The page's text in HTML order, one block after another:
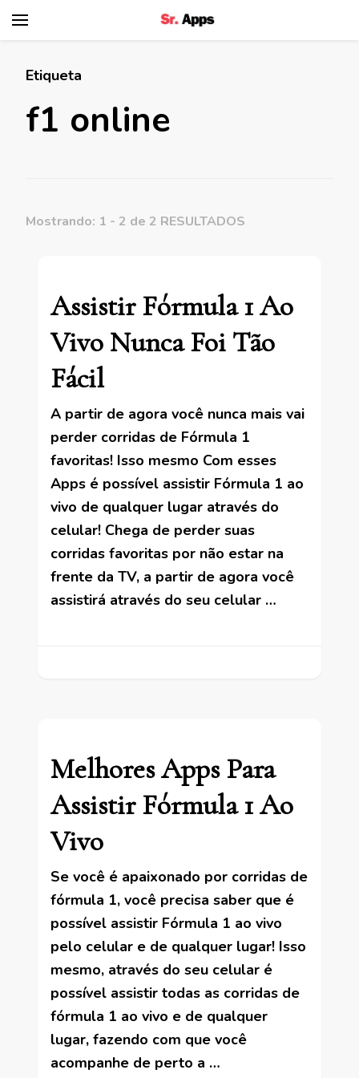
Etiqueta
f1 online
Mostrando: 1 - 2 de 2 RESULTADOS
Assistir Fórmula 1 Ao
Vivo Nunca Foi Tão
Fácil
A partir de agora você nunca mais vai
perder corridas de Fórmula 1
favoritas! Isso mesmo Com esses
Apps é possível assistir Fórmula 1 ao
vivo de qualquer lugar através do
celular! Chega de perder suas
corridas favoritas por não estar na
frente da TV, a partir de agora você
assistirá através do seu celular …
Melhores Apps Para
Assistir Fórmula 1 Ao
Vivo
Se você é apaixonado por corridas de
fórmula 1, você precisa saber que é
possível assistir Fórmula 1 ao vivo
pelo celular e de qualquer lugar! Isso
mesmo, através do seu celular é
possível assistir todas as corridas de
fórmula 1 ao vivo e de qualquer
lugar, fazendo com que você
acompanhe de perto a …